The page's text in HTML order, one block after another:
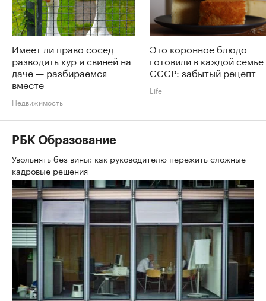
Имеет ли право сосед
разводить кур и свиней на
даче — разбираемся
вместе
Недвижимость
Это коронное блюдо
готовили в каждой семье
СССР: забытый рецепт
Life
РБК Образование
Увольнять без вины: как руководителю пережить сложные
кадровые решения